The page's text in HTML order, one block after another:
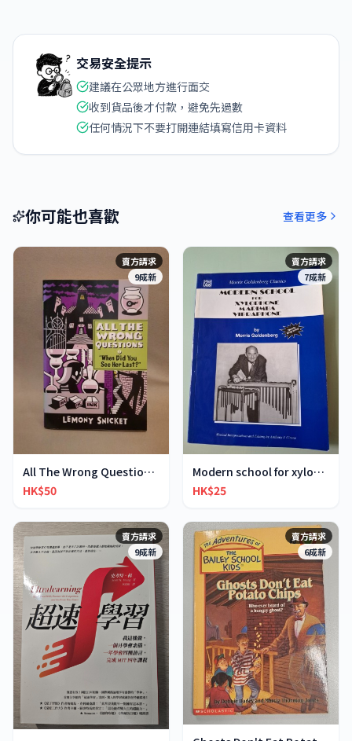
交易安全提示
建議在公眾地方進行面交
收到貨品後才付款，避免先過數
任何情況下不要打開連結填寫信用卡資料
你可能也喜歡 查看更多
賣方請求
9成新
All The Wrong Questions 2: "When Did You See Her L
HK$50
賣方請求
7成新
Modern school for xylophone marimba vibraphone
HK$25
賣方請求
9成新
賣方請求
6成新